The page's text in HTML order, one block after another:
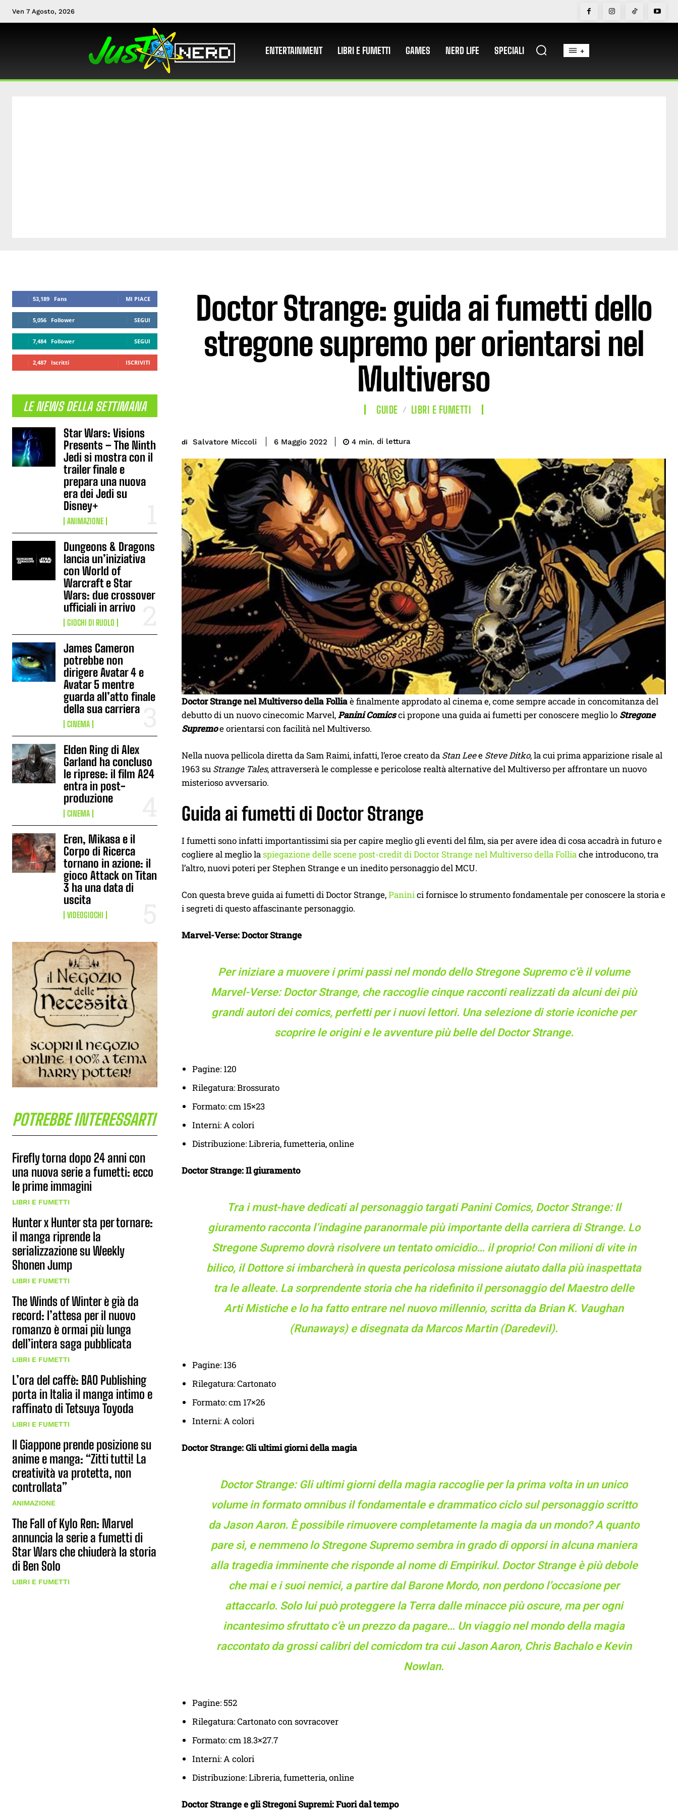
Ven 7 Agosto, 2026
ENTERTAINMENT LIBRI E FUMETTI GAMES NERD LIFE SPECIALI +
53,189 Fans MI PIACE
5,056 Follower SEGUI
7,484 Follower SEGUI
2,487 Iscritti ISCRIVITI
LE NEWS DELLA SETTIMANA
Star Wars: Visions
Presents – The Ninth
Jedi si mostra con il
trailer finale e
prepara una nuova
era dei Jedi su
Disney+
ANIMAZIONE
Dungeons & Dragons
lancia un’iniziativa
con World of
Warcraft e Star
Wars: due crossover
ufficiali in arrivo
GIOCHI DI RUOLO
James Cameron
potrebbe non
dirigere Avatar 4 e
Avatar 5 mentre
guarda all’atto finale
della sua carriera
CINEMA
Elden Ring di Alex
Garland ha concluso
le riprese: il film A24
entra in post-
produzione
CINEMA
Eren, Mikasa e il
Corpo di Ricerca
tornano in azione: il
gioco Attack on Titan
3 ha una data di
uscita
VIDEOGIOCHI
POTREBBE INTERESSARTI
Firefly torna dopo 24 anni con
una nuova serie a fumetti: ecco
le prime immagini
LIBRI E FUMETTI
Hunter x Hunter sta per tornare:
il manga riprende la
serializzazione su Weekly
Shonen Jump
LIBRI E FUMETTI
The Winds of Winter è già da
record: l’attesa per il nuovo
romanzo è ormai più lunga
dell’intera saga pubblicata
LIBRI E FUMETTI
L’ora del caffè: BAO Publishing
porta in Italia il manga intimo e
raffinato di Tetsuya Toyoda
LIBRI E FUMETTI
Il Giappone prende posizione su
anime e manga: “Zitti tutti! La
creatività va protetta, non
controllata”
ANIMAZIONE
The Fall of Kylo Ren: Marvel
annuncia la serie a fumetti di
Star Wars che chiuderà la storia
di Ben Solo
LIBRI E FUMETTI
Doctor Strange: guida ai fumetti dello
stregone supremo per orientarsi nel
Multiverso
GUIDE LIBRI E FUMETTI
di Salvatore Miccoli 6 Maggio 2022 4 min. di lettura
Doctor Strange nel Multiverso della Folliaè finalmente approdato al cinema e, come sempre accade in concomitanza del
debutto di un nuovo cinecomic Marvel,Panini Comicsci propone una guida ai fumetti per conoscere meglio lo Stregone
Supremoe orientarsi con facilità nel Multiverso.
Nella nuova pellicola diretta da Sam Raimi, infatti, l’eroe creato da Stan Leee Steve Ditko, la cui prima apparizione risale al
1963 su Strange Tales, attraverserà le complesse e pericolose realtà alternative del Multiverso per affrontare un nuovo
misterioso avversario.
Guida ai fumetti di Doctor Strange
I fumetti sono infatti importantissimi sia per capire meglio gli eventi del film, sia per avere idea di cosa accadrà in futuro e
cogliere al meglio laspiegazione delle scene post-credit di Doctor Strange nel Multiverso della Folliache introducono, tra
l’altro, nuovi poteri per Stephen Strange e un inedito personaggio del MCU.
Con questa breve guida ai fumetti di Doctor Strange,Paninici fornisce lo strumento fondamentale per conoscere la storia e
i segreti di questo affascinante personaggio.
Marvel-Verse: Doctor Strange
Per iniziare a muovere i primi passi nel mondo dello Stregone Supremo c’è il volume
Marvel-Verse: Doctor Strange, che raccoglie cinque racconti realizzati da alcuni dei più
grandi autori dei comics, perfetti per i nuovi lettori. Una selezione di storie iconiche per
scoprire le origini e le avventure più belle del Doctor Strange.
Pagine: 120
Rilegatura: Brossurato
Formato: cm 15×23
Interni: A colori
Distribuzione: Libreria, fumetteria, online
Doctor Strange: Il giuramento
Tra i must-have dedicati al personaggio targati Panini Comics, Doctor Strange: Il
giuramento racconta l’indagine paranormale più importante della carriera di Strange. Lo
Stregone Supremo dovrà risolvere un tentato omicidio… il proprio! Con milioni di vite in
bilico, il Dottore si imbarcherà in questa pericolosa missione aiutato dalla più inaspettata
tra le alleate. La sorprendente storia che ha ridefinito il personaggio del Maestro delle
Arti Mistiche e lo ha fatto entrare nel nuovo millennio, scritta da Brian K. Vaughan
(Runaways) e disegnata da Marcos Martin (Daredevil).
Pagine: 136
Rilegatura: Cartonato
Formato: cm 17×26
Interni: A colori
Doctor Strange: Gli ultimi giorni della magia
Doctor Strange: Gli ultimi giorni della magia raccoglie per la prima volta in un unico
volume in formato omnibus il fondamentale e drammatico ciclo sul personaggio scritto
da Jason Aaron. È possibile rimuovere completamente la magia da un mondo? A quanto
pare sì, e nemmeno lo Stregone Supremo sembra in grado di opporsi in alcuna maniera
alla tragedia imminente che risponde al nome di Empirikul. Doctor Strange è più debole
che mai e i suoi nemici, a partire dal Barone Mordo, non perdono l’occasione per
attaccarlo. Solo lui può proteggere la Terra dalle minacce più oscure, ma per ogni
incantesimo sfruttato c’è un prezzo da pagare… Un viaggio nel mondo della magia
raccontato da grossi calibri del comicdom tra cui Jason Aaron, Chris Bachalo e Kevin
Nowlan.
Pagine: 552
Rilegatura: Cartonato con sovracover
Formato: cm 18.3×27.7
Interni: A colori
Distribuzione: Libreria, fumetteria, online
Doctor Strange e gli Stregoni Supremi: Fuori dal tempo